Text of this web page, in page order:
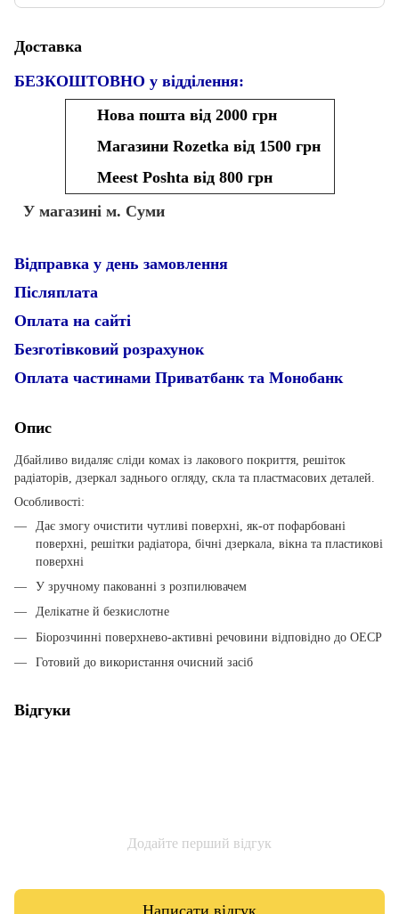
Доставка
БЕЗКОШТОВНО у відділення:
Нова пошта від 2000 грн
Магазини Rozetka від 1500 грн
Meest Poshta від 800 грн
У магазині м. Суми
Відправка у день замовлення
Післяплата
Оплата на сайті
Безготівковий розрахунок
Оплата частинами Приватбанк та Монобанк
Опис
Дбайливо видаляє сліди комах із лакового покриття, решіток
радіаторів, дзеркал заднього огляду, скла та пластмасових деталей.
Особливості:
Дає змогу очистити чутливі поверхні, як-от пофарбовані
поверхні, решітки радіатора, бічні дзеркала, вікна та пластикові
поверхні
У зручному пакованні з розпилювачем
Делікатне й безкислотне
Біорозчинні поверхнево-активні речовини відповідно до ОЕСР
Готовий до використання очисний засіб
Відгуки
Додайте перший відгук
Написати відгук